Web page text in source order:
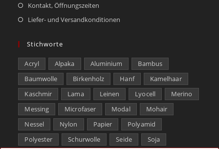
Kontakt, Öffnungszeiten
Liefer- und Versandkonditionen
Stichworte
Acryl Alpaka Aluminium
Bambus
Baumwolle
Birkenholz Hanf
Kamelhaar
Kaschmir
Lama Leinen Lyocell
Merino
Messing
Microfaser Modal
Mohair
Nessel
Nylon Papier
Polyamid
Polyester
Schurwolle Seide
Soja